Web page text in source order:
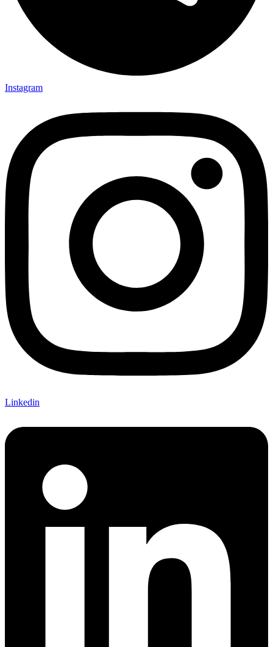
Instagram
Linkedin